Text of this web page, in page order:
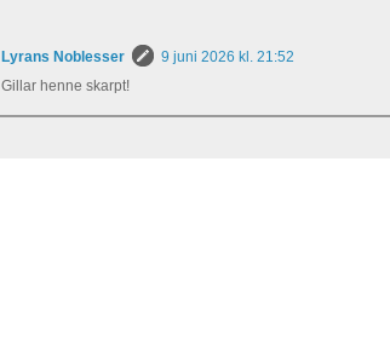
Lyrans Noblesser
9 juni 2026 kl. 21:52
Gillar henne skarpt!